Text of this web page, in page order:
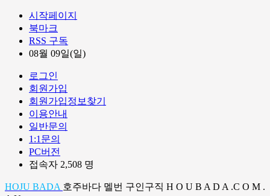
시작페이지
북마크
RSS 구독
08월 09일(일)
로그인
회원가입
회원가입정보찾기
이용안내
일반문의
1:1문의
PC버전
접속자 2,508 명
HOJU BADA 호주바다 멜번 구인구직 H O U B A D A .C O M .